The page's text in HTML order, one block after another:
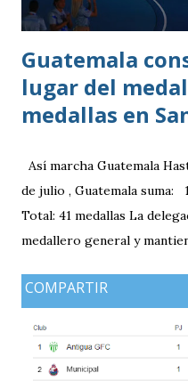
resultados,
Guatemala
lugar del
medallas en
Así marcha Guatemala
de julio , Guatemala
Total: 41 medallas La
medallero general y
plata, aunque ambos
COMPARTIR